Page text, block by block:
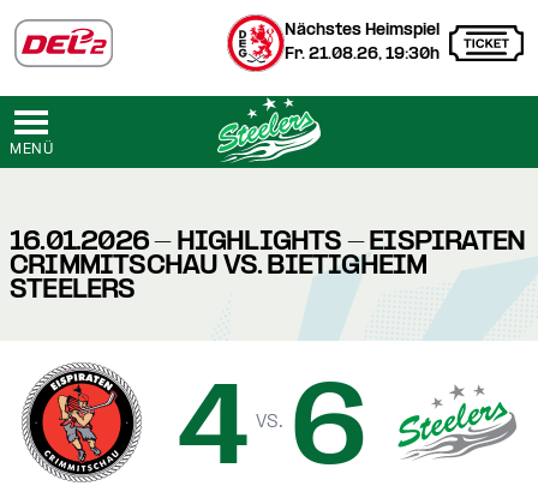
Nächstes Heimspiel
Fr. 21.08.26, 19:30h
MENÜ
16.01.2026 - HIGHLIGHTS - EISPIRATEN
CRIMMITSCHAU VS. BIETIGHEIM
STEELERS
4 vs. 6